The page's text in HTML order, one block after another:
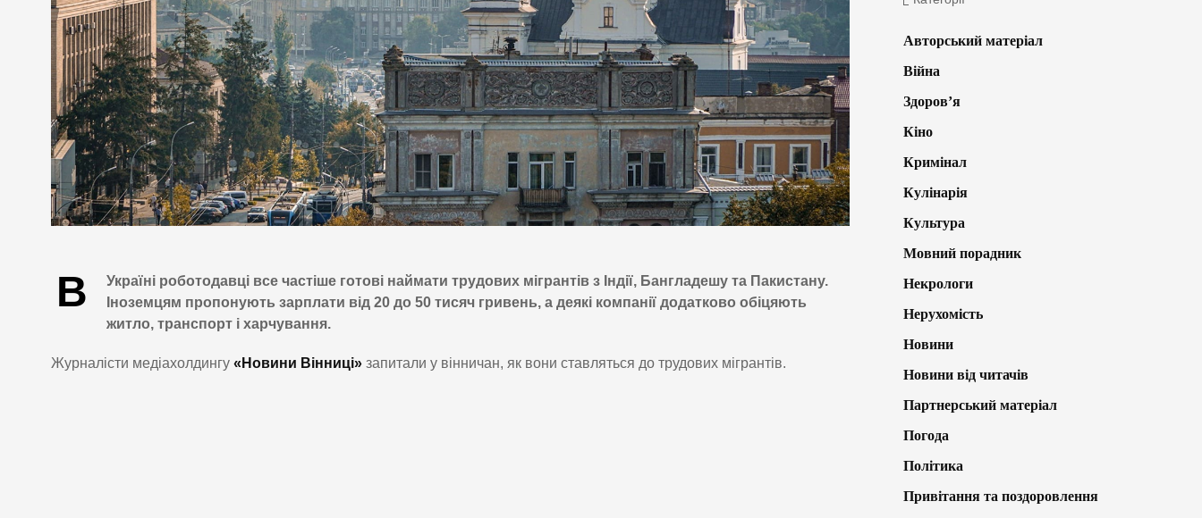
В
Україні роботодавці все частіше готові наймати трудових мігрантів з Індії, Бангладешу та Пакистану.
Іноземцям пропонують зарплати від 20 до 50 тисяч гривень, а деякі компанії додатково обіцяють
житло, транспорт і харчування.
Журналісти медіахолдингу «Новини Вінниці» запитали у вінничан, як вони ставляться до трудових мігрантів.
Авторський матеріал
Війна
Здоров’я
Кіно
Кримінал
Кулінарія
Культура
Мовний порадник
Некрологи
Нерухомість
Новини
Новини від читачів
Партнерський матеріал
Погода
Політика
Привітання та поздоровлення